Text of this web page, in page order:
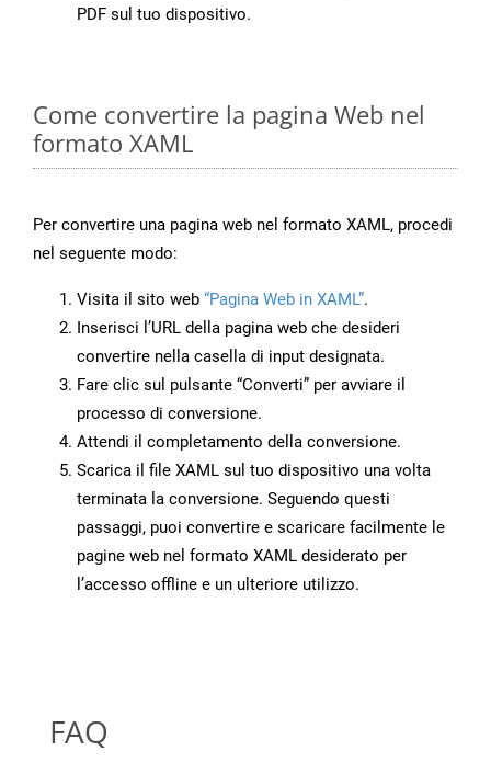
PDF sul tuo dispositivo.
Come convertire la pagina Web nel
formato XAML
Per convertire una pagina web nel formato XAML, procedi
nel seguente modo:
Visita il sito web “Pagina Web in XAML”.
Inserisci l’URL della pagina web che desideri
convertire nella casella di input designata.
Fare clic sul pulsante “Converti” per avviare il
processo di conversione.
Attendi il completamento della conversione.
Scarica il file XAML sul tuo dispositivo una volta
terminata la conversione. Seguendo questi
passaggi, puoi convertire e scaricare facilmente le
pagine web nel formato XAML desiderato per
l’accesso offline e un ulteriore utilizzo.
FAQ